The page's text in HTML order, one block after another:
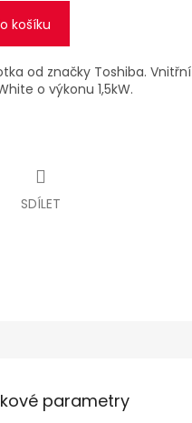
košíku
od značky Toshiba. Vnitřní
o výkonu 1,5kW.
SDÍLET
parametry